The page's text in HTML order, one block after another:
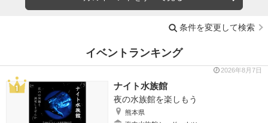
条件を変更して検索
イベントランキング
2026年8月7日
ナイト水族館
夜の水族館を楽しもう
熊本県